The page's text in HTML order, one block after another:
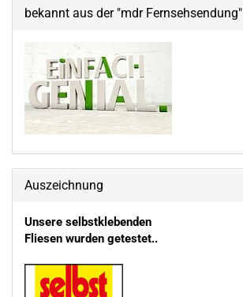
bekannt aus der "mdr Fernsehsendung"
Auszeichnung
Unsere selbstklebenden
Fliesen wurden getestet..